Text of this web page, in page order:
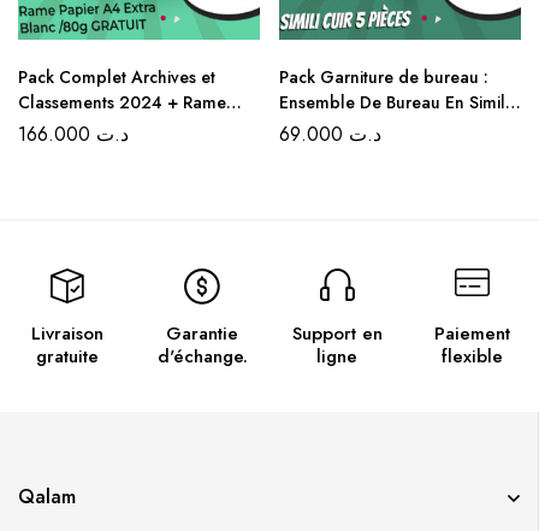
Pack Complet Archives et
Classements 2024 + Rame
Papier A4 Extra Blanc /80g
د.ت
Pack Garniture de bureau :
Ensemble De Bureau En Simili
Cuir 5 Pièces – Couleur Noir
د.ت
Livraison
gratuite
Garantie
d'échange.
Support en
ligne
Paiement
flexible
Qalam